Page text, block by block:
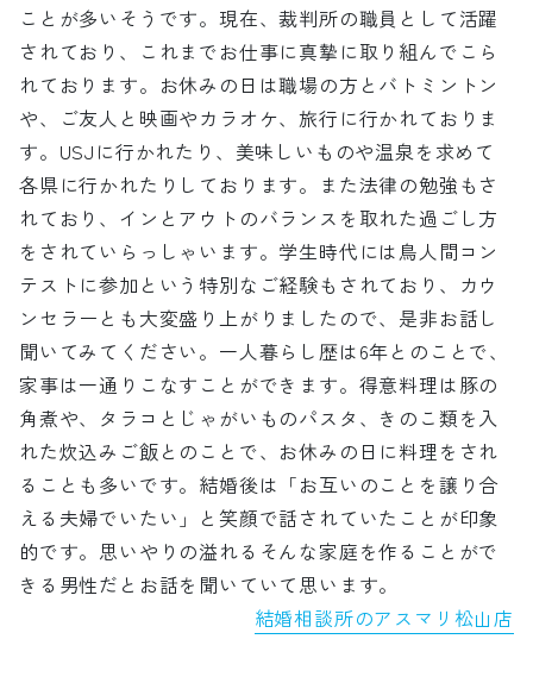
ことが多いそうです。現在、裁判所の職員として活躍
されており、これまでお仕事に真摯に取り組んでこら
れております。お休みの日は職場の方とバトミントン
や、ご友人と映画やカラオケ、旅行に行かれておりま
す。USJに行かれたり、美味しいものや温泉を求めて
各県に行かれたりしております。また法律の勉強もさ
れており、インとアウトのバランスを取れた過ごし方
をされていらっしゃいます。学生時代には鳥人間コン
テストに参加という特別なご経験もされており、カウ
ンセラーとも大変盛り上がりましたので、是非お話し
聞いてみてください。一人暮らし歴は6年とのことで、
家事は一通りこなすことができます。得意料理は豚の
角煮や、タラコとじゃがいものパスタ、きのこ類を入
れた炊込みご飯とのことで、お休みの日に料理をされ
ることも多いです。結婚後は「お互いのことを譲り合
える夫婦でいたい」と笑顔で話されていたことが印象
的です。思いやりの溢れるそんな家庭を作ることがで
きる男性だとお話を聞いていて思います。
結婚相談所のアスマリ松山店